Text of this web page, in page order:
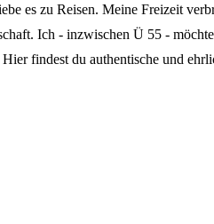
es zu Reisen. Meine Freizeit
Ich - inzwischen Ü 55 -
findest du authentische und